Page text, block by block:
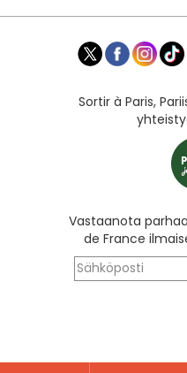
Sortir à Paris,
Vastaanota
de France